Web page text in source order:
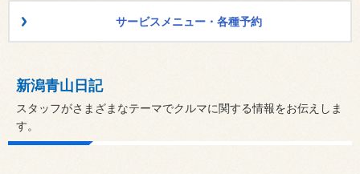
サービスメニュー・各種予約
新潟青山日記
スタッフがさまざまなテーマでクルマに関する情報をお伝えしま
す。